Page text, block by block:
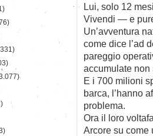
Lui, solo 12
Vivendi — e
Un’avventura
come dice l’ad
pareggio
accumulate
E i 700 milioni
barca, l’hanno
problema.
Ora il loro
Arcore su